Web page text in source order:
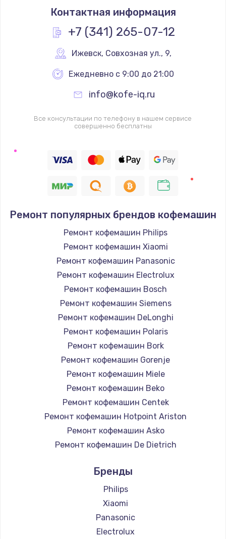
Контактная информация
+7 (341) 265-07-12
Ижевск, Совхозная ул., 9,
Ежедневно с 9:00 до 21:00
info@kofe-iq.ru
Все консультации по телефону в нашем сервисе
совершенно бесплатны
Ремонт популярных брендов кофемашин
Ремонт кофемашин Philips
Ремонт кофемашин Xiaomi
Ремонт кофемашин Panasonic
Ремонт кофемашин Electrolux
Ремонт кофемашин Bosch
Ремонт кофемашин Siemens
Ремонт кофемашин DeLonghi
Ремонт кофемашин Polaris
Ремонт кофемашин Bork
Ремонт кофемашин Gorenje
Ремонт кофемашин Miele
Ремонт кофемашин Beko
Ремонт кофемашин Centek
Ремонт кофемашин Hotpoint Ariston
Ремонт кофемашин Asko
Ремонт кофемашин De Dietrich
Ремонт кофемашин Ascaso
Ремонт кофемашин Jura
Ремонт кофемашин Olympia
Ремонт кофемашин Saeco
Ремонт кофемашин La Cimbali
Бренды
Philips
Xiaomi
Panasonic
Electrolux